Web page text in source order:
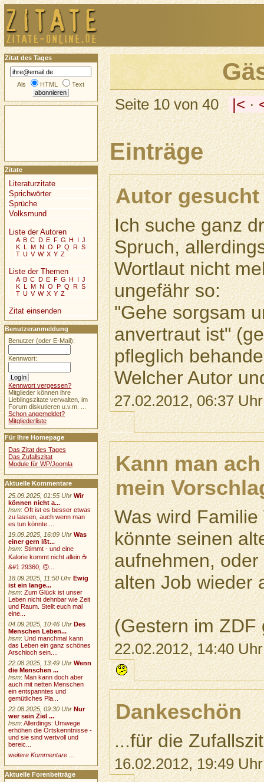
Seite 10 von 40 |< ·
Einträge
Autor gesucht
Ich suche ganz
Spruch,
Wortlaut nicht
ungefähr so:
"Gehe sorgsam
anvertraut ist"
pfleglich
Welcher Autor
27.02.2012, 06:37 Uhr
Kann man
mein
Was wird
könnte seinen
aufnehmen,
alten Job wieder
(Gestern im ZDF
22.02.2012, 14:40 Uhr
Dankeschön
...für die
16.02.2012, 19:49 Uhr
Zitat des Tages
Als HTML Text
Zitate
Literaturzitate
Sprichwörter
Sprüche
Volksmund
Liste der Autoren
A B C D E F G H I J
K L M N O P Q R S
T U V W X Y Z
Liste der Themen
A B C D E F G H I J
K L M N O P Q R S
T U V W X Y Z
Zitat einsenden
Benutzeranmeldung
Benutzer (oder E-Mail):
Kennwort:
Kennwort vergessen?
Mitglieder können ihre
Lieblingszitate verwalten, im
Forum diskutieren u.v.m. ...
Schon angemeldet?
Mitgliederliste
Für Ihre Homepage
Das Zitat des Tages
Das Zufallszitat
Module für WP/Joomla
Aktuelle Kommentare
25.09.2025, 01:55 Uhr Wir
können nicht a...
hsm:Oft ist es besser etwas
zu lassen, auch wenn man
es tun könnte....
19.09.2025, 16:09 Uhr Was
einer gern ißt...
hsm:Stimmt - und eine
Kalorie kommt nicht allein.☕
&#1 29360; 🙃...
18.09.2025, 11:50 Uhr Ewig
ist ein lange...
hsm:Zum Glück ist unser
Leben nicht dehnbar wie Zeit
und Raum. Stellt euch mal
eine...
04.09.2025, 10:46 Uhr Des
Menschen Leben...
hsm:Und manchmal kann
das Leben ein ganz schönes
Arschloch sein....
22.08.2025, 13:49 Uhr Wenn
die Menschen ...
hsm:Man kann doch aber
auch mit netten Menschen
ein entspanntes und
gemütliches Pla...
22.08.2025, 09:30 Uhr Nur
wer sein Ziel ...
hsm:Allerdings: Umwege
erhöhen die Ortskenntnisse -
und sie sind wertvoll und
bereic...
weitere Kommentare ...
Aktuelle Forenbeiträge